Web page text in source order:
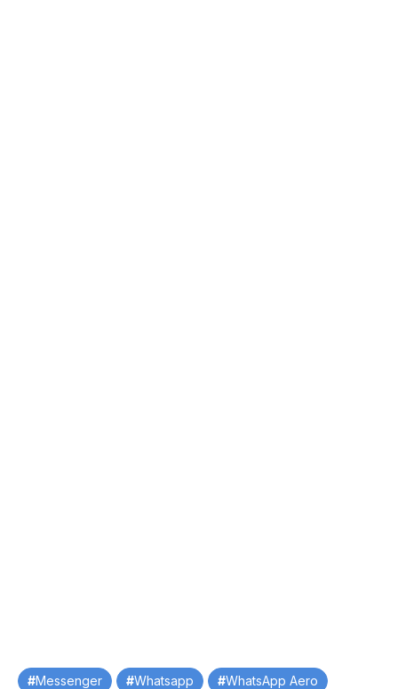
TagMessenger Whatsapp WhatsApp Aero